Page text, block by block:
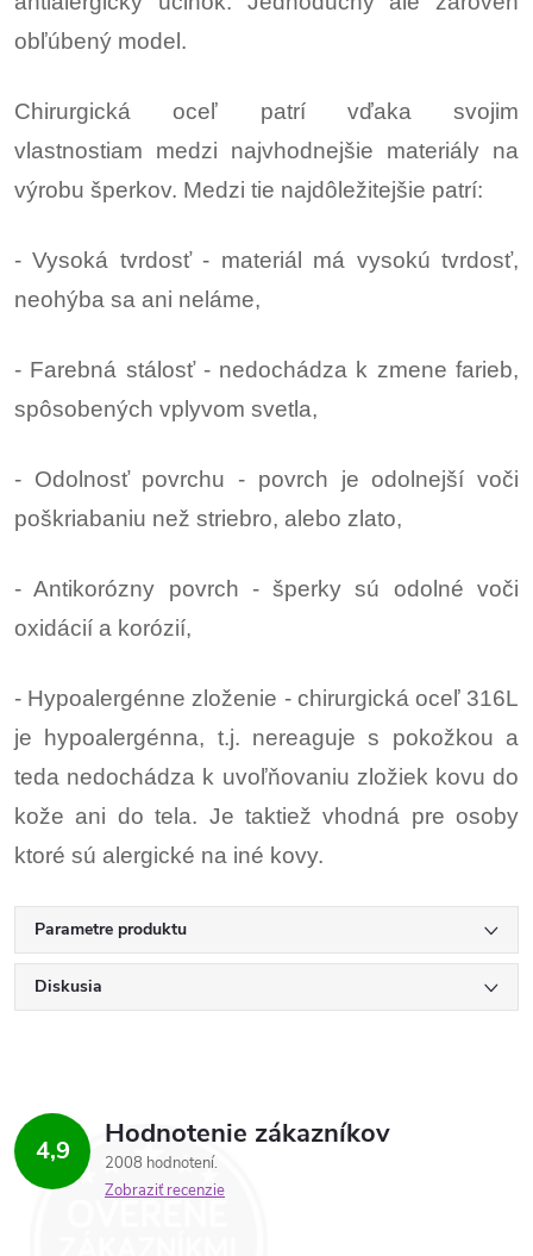
obľúbený model.
Chirurgická oceľ patrí vďaka svojim
vlastnostiam medzi najvhodnejšie materiály na
výrobu šperkov. Medzi tie najdôležitejšie patrí:
- Vysoká tvrdosť - materiál má vysokú tvrdosť,
neohýba sa ani neláme,
- Farebná stálosť - nedochádza k zmene farieb,
spôsobených vplyvom svetla,
- Odolnosť povrchu - povrch je odolnejší voči
poškriabaniu než striebro, alebo zlato,
- Antikorózny povrch - šperky sú odolné voči
oxidácií a korózií,
- Hypoalergénne zloženie - chirurgická oceľ 316L
je hypoalergénna, t.j. nereaguje s pokožkou a
teda nedochádza k uvoľňovaniu zložiek kovu do
kože ani do tela. Je taktiež vhodná pre osoby
ktoré sú alergické na iné kovy.
Parametre produktu
Diskusia
4,9 Hodnotenie zákazníkov
2008 hodnotení
Zobraziť recenzie